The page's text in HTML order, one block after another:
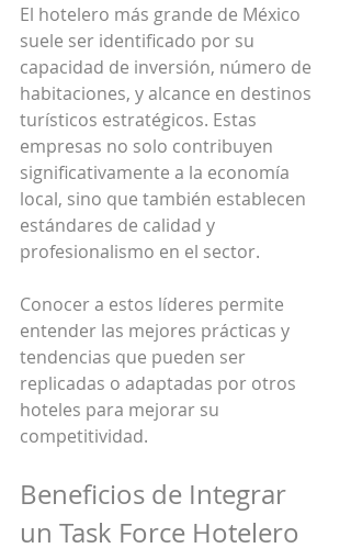
El hotelero más grande de México
suele ser identificado por su
capacidad de inversión, número de
habitaciones, y alcance en destinos
turísticos estratégicos. Estas
empresas no solo contribuyen
significativamente a la economía
local, sino que también establecen
estándares de calidad y
profesionalismo en el sector.
Conocer a estos líderes permite
entender las mejores prácticas y
tendencias que pueden ser
replicadas o adaptadas por otros
hoteles para mejorar su
competitividad.
Beneficios de Integrar
un Task Force Hotelero